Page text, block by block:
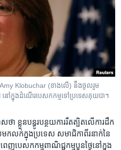
Klobuchar (ខាងលើ) នឹង​ចូល​រួម​
ក្នុង​ដំណើរ​បេសកកម្ម​ទៅ​ប្រទេស​គុយបា​។
ា​ ខ្លួន​បន្ធូរបន្ថយ​ការ​រឹតត្បិតលើ​ការ​ដឹក
លក់​ក្នុង​ប្រទេស​ សមាជិកា​ពីរ​នាក់នៃ​
េញ​បេសកកម្មពាណិជ្ជកម្មបួន​ថ្ងៃ​នៅ​ក្នុង​